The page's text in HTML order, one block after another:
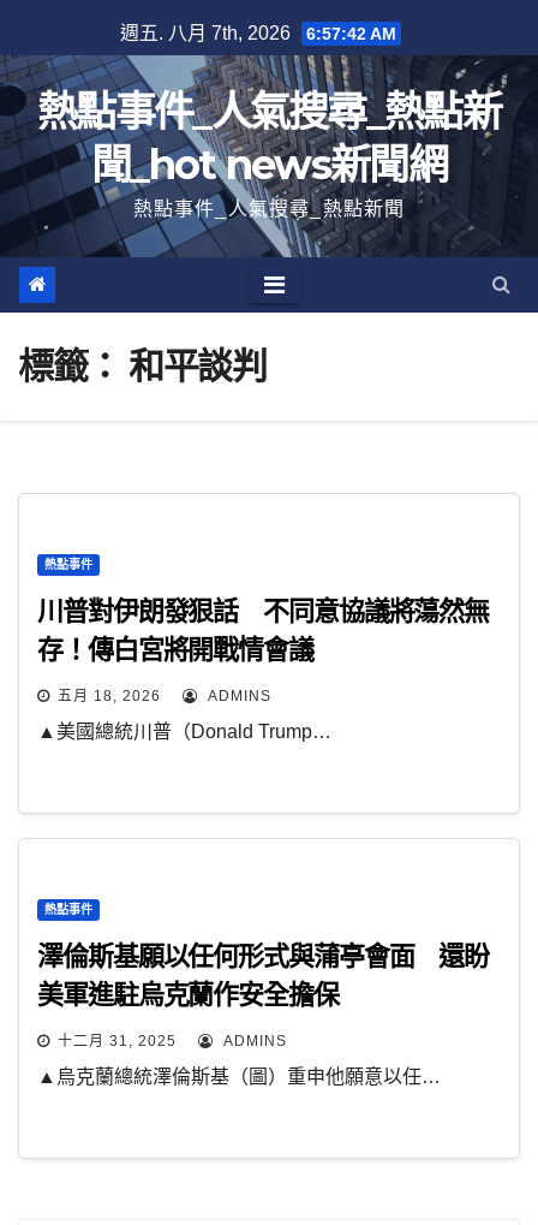
至
內
容
週五. 八月 7th, 2026 6:57:43 AM
熱點事件_人氣搜尋_熱點新
聞_hot news新聞網
熱點事件_人氣搜尋_熱點新聞
標籤： 和平談判
熱點事件
川普對伊朗發狠話 不同意協議將蕩然無
存！傳白宮將開戰情會議
五月 18, 2026 ADMINS
▲美國總統川普（Donald Trump…
熱點事件
澤倫斯基願以任何形式與蒲亭會面 還盼
美軍進駐烏克蘭作安全擔保
十二月 31, 2025 ADMINS
▲烏克蘭總統澤倫斯基（圖）重申他願意以任…